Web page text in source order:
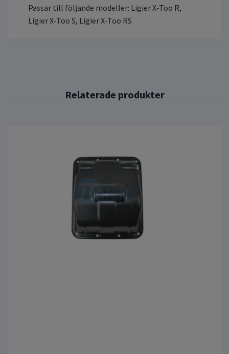
Passar till följande modeller: Ligier X-Too R,
Ligier X-Too S, Ligier X-Too RS